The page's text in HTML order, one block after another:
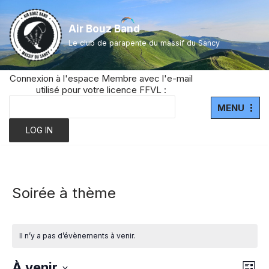
Aller
au
contenu
Air Bouz Band
Le club de parapente du massif du Sancy
Connexion à l'espace Membre avec l'e-mail
utilisé pour votre licence FFVL :
MENU
Soirée à thème
Il n’y a pas d’évènements à venir.